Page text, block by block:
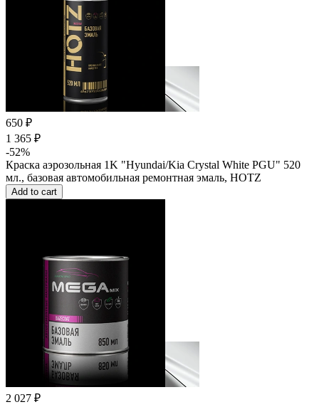
650 ₽
1 365 ₽
-52%
Краска аэрозольная 1K "Hyundai/Kia Crystal White PGU" 520
мл., базовая автомобильная ремонтная эмаль, HOTZ
Add to cart
2 027 ₽